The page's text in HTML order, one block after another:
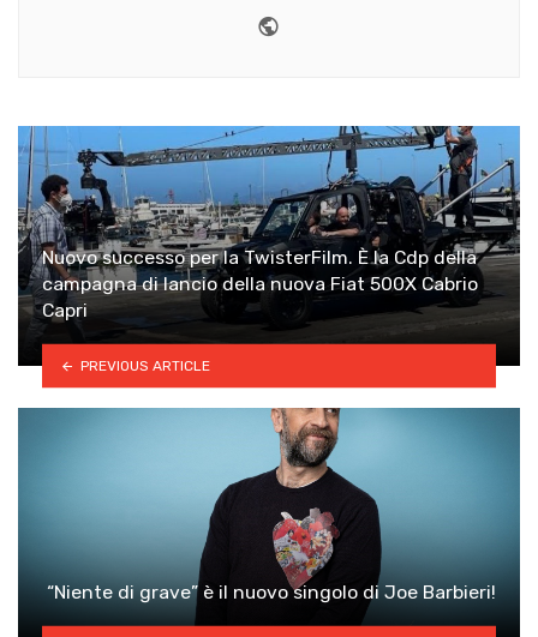
Nuovo successo per la TwisterFilm. È la Cdp della
campagna di lancio della nuova Fiat 500X Cabrio
Capri
PREVIOUS ARTICLE
“Niente di grave” è il nuovo singolo di Joe Barbieri!